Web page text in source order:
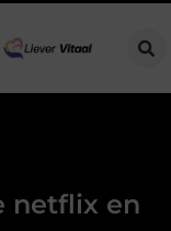
maken uw rit echt
netflix en